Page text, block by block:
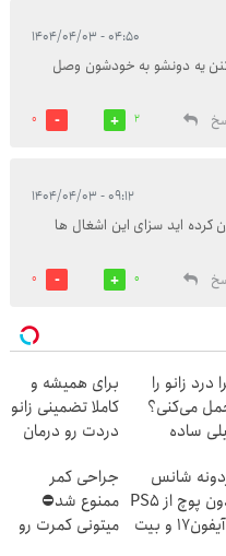
۰۴:۵۰ - ۱۴۰۴/۰۴/۰۳
یه دونشو به خودشون وصل
2
0
۰۹:۱۲ - ۱۴۰۴/۰۴/۰۳
کرده اید سزای این اشغال ها
0
0
درد زانو را
می‌کنی؟
ساده
برای همیشه و
کاملا تضمینی زانو
دردت رو درمان
نامه ▶
شانس
بدون پوچ از PS5
تا آیفون17 و بیت
جراحی کمر
ممنوع شد⛔
میتونی کمرت رو